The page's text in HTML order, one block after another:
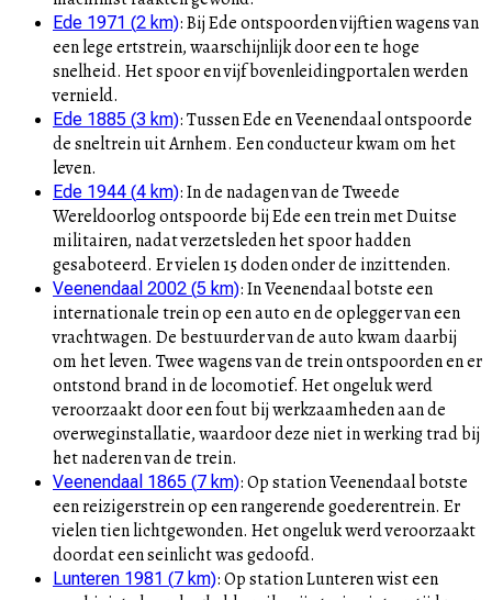
Ede 1971 (2 km):Bij Ede ontspoorden vijftien wagens van
een lege ertstrein, waarschijnlijk door een te hoge
snelheid. Het spoor en vijf bovenleidingportalen werden
vernield.
Ede 1885 (3 km):Tussen Ede en Veenendaal ontspoorde
de sneltrein uit Arnhem. Een conducteur kwam om het
leven.
Ede 1944 (4 km):In de nadagen van de Tweede
Wereldoorlog ontspoorde bij Ede een trein met Duitse
militairen, nadat verzetsleden het spoor hadden
gesaboteerd. Er vielen 15 doden onder de inzittenden.
Veenendaal 2002 (5 km):In Veenendaal botste een
internationale trein op een auto en de oplegger van een
vrachtwagen. De bestuurder van de auto kwam daarbij
om het leven. Twee wagens van de trein ontspoorden en er
ontstond brand in de locomotief. Het ongeluk werd
veroorzaakt door een fout bij werkzaamheden aan de
overweginstallatie, waardoor deze niet in werking trad bij
het naderen van de trein.
Veenendaal 1865 (7 km):Op station Veenendaal botste
een reizigerstrein op een rangerende goederentrein. Er
vielen tien lichtgewonden. Het ongeluk werd veroorzaakt
doordat een seinlicht was gedoofd.
Lunteren 1981 (7 km):Op station Lunteren wist een